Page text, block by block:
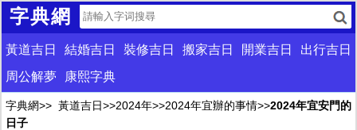
字典網
黃道吉日 結婚吉日 裝修吉日 搬家吉日 開業吉日
出行吉日
周公解夢
康熙字典
字典網>> 黃道吉日>>2024年>>2024年宜辦的事情>>2024年宜安門的
日子